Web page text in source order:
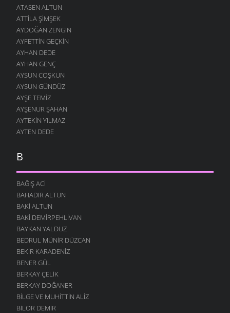
ATASEN ALTUN
ATTILA ŞIMŞEK
AYDOĞAN ZENGIN
AYFETTIN GEÇKIN
AYHAN DEDE
AYHAN GENÇ
AYSUN COŞKUN
AYSUN GÜNDÜZ
AYŞE TEMIZ
AYŞENUR ŞAHAN
AYTEKIN YILMAZ
AYTEN DEDE
B
BAĞIŞ ACI
BAHADIR ALTUN
BAKI ALTUN
BAKI DEMIRPEHLIVAN
BAYKAN YALDUZ
BEDRUL MÜNIR DÜZCAN
BEKIR KARADENIZ
BENER GÜL
BERKAY ÇELIK
BERKAY DOĞANER
BILGE VE MUHITTIN ALIZ
BILOR DEMIR